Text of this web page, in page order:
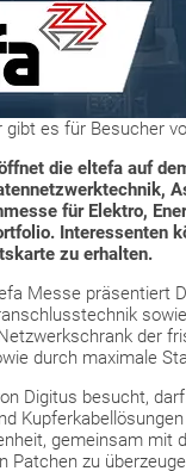
gibt es für Besucher
die eltefa auf
für Elektro,
Interessenten
zu erhalten.
Messe präsentiert
der
durch maximale
Digitus besucht,
gemeinsam mit
Patchen zu